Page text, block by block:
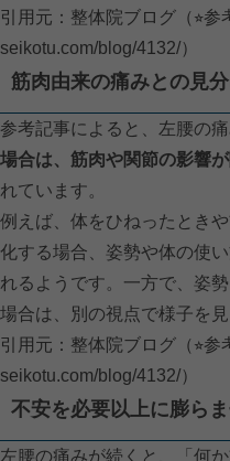
引用元：整体院ブログ（⭐︎参
seikotu.com/blog/4132/）
筋肉由来の痛みとの見
参考記事によると、左腰の
場合は、筋肉や関節の影響
れています。
例えば、体をひねったとき
化する場合、姿勢や体の使
れるようです。一方で、姿
場合は、別の視点で様子を
引用元：整体院ブログ（⭐︎参
seikotu.com/blog/4132/）
不安を必要以上に膨ら
左腰の痛みが続くと、「何